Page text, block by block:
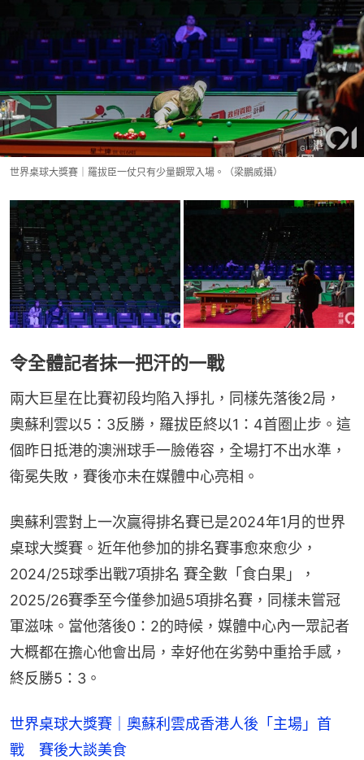
世界桌球大獎賽｜羅拔臣一仗只有少量觀眾入場。（梁鵬威攝）
令全體記者抹一把汗的一戰
兩大巨星在比賽初段均陷入掙扎，同樣先落後2局，
奧蘇利雲以5：3反勝，羅拔臣終以1：4首圈止步。這
個昨日抵港的澳洲球手一臉倦容，全場打不出水準，
衛冕失敗，賽後亦未在媒體中心亮相。
奧蘇利雲對上一次贏得排名賽已是2024年1月的世界
桌球大獎賽。近年他參加的排名賽事愈來愈少，
2024/25球季出戰7項排名 賽全數「食白果」，
2025/26賽季至今僅參加過5項排名賽，同樣未嘗冠
軍滋味。當他落後0：2的時候，媒體中心內一眾記者
大概都在擔心他會出局，幸好他在劣勢中重拾手感，
終反勝5：3。
世界桌球大獎賽｜奧蘇利雲成香港人後「主場」首
戰 賽後大談美食